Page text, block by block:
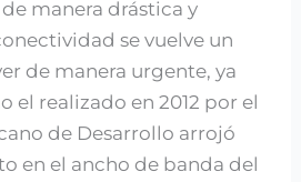
manera drástica y
se vuelve un
de manera urgente, ya
el realizado en 2012 por el
de Desarrollo arrojó
en el ancho de banda del